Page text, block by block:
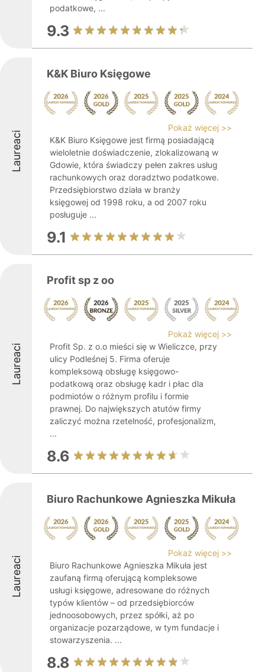
podatkowe, ...
9.3
Laureaci
K&K Biuro Księgowe
Pokaż więcej >>
K&K Biuro Księgowe jest firmą posiadającą
wieloletnie doświadczenie, zlokalizowaną w
Gdowie, która świadczy pełen zakres usług
rachunkowych oraz doradztwo podatkowe.
Przedsiębiorstwo działa w branży
księgowej od 1998 roku, a od 2007 roku
posługuje ...
9.1
Laureaci
Profit sp z oo
Pokaż więcej >>
Profit Sp. z o.o mieści się w Wieliczce, przy
ulicy Podleśnej 5. Firma oferuje
kompleksową obsługę księgowo-
podatkową oraz obsługę kadr i płac dla
podmiotów o różnym profilu i formie
prawnej. Do największych atutów firmy
zaliczyć można rzetelność, profesjonalizm,
...
8.6
Laureaci
Biuro Rachunkowe Agnieszka Mikuła
Pokaż więcej >>
Biuro Rachunkowe Agnieszka Mikuła jest
zaufaną firmą oferującą kompleksowe
usługi księgowe, adresowane do różnych
typów klientów – od przedsiębiorców
jednoosobowych, przez spółki, aż po
organizacje pozarządowe, w tym fundacje i
stowarzyszenia. ...
8.8